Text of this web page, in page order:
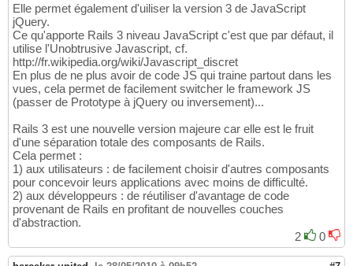
Elle permet également d'uiliser la version 3 de JavaScript
jQuery.
Ce qu'apporte Rails 3 niveau JavaScript c'est que par défaut, il
utilise l'Unobtrusive Javascript, cf.
http://fr.wikipedia.org/wiki/Javascript_discret
En plus de ne plus avoir de code JS qui traine partout dans les
vues, cela permet de facilement switcher le framework JS
(passer de Prototype à jQuery ou inversement)...
Rails 3 est une nouvelle version majeure car elle est le fruit
d'une séparation totale des composants de Rails.
Cela permet :
1) aux utilisateurs : de facilement choisir d'autres composants
pour concevoir leurs applications avec moins de difficulté.
2) aux développeurs : de réutiliser d'avantage de code
provenant de Rails en profitant de nouvelles couches
d'abstraction.
2
0